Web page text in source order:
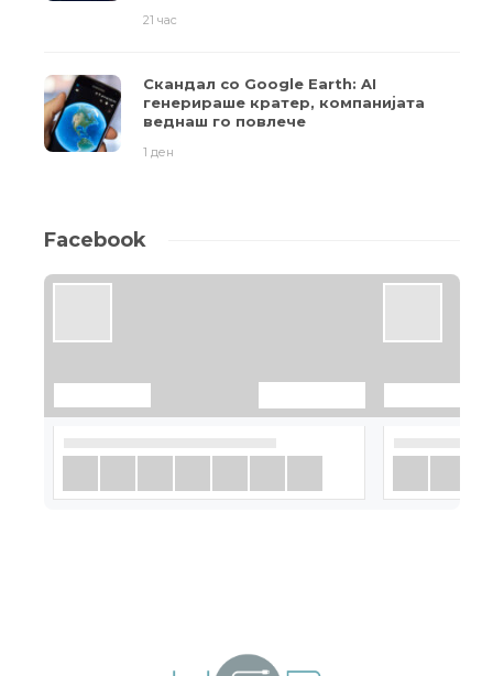
21 час
Скандал со Google Earth: AI
генерираше кратер, компанијата
веднаш го повлече
1 ден
Facebook